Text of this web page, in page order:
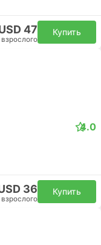
47
взрослого
Купить
4.0
36
взрослого
Купить